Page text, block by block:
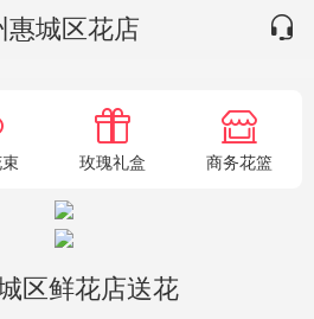
惠城区花店
玫瑰礼盒 商务花篮
区鲜花店送花